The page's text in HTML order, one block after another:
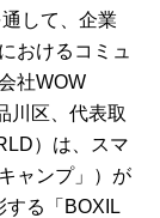
して、企業
おけるコミュ
社WOW
川区、代表取
）は、スマ
ャンプ」）が
る「BOXIL